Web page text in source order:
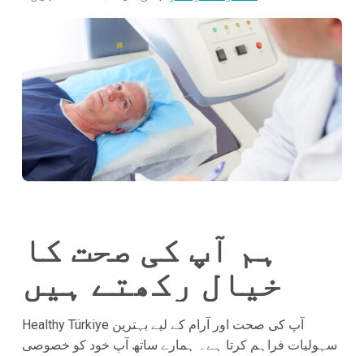
ہم آپ کی صحت کا
خیال رکھتے ہیں
Healthy Türkiye آپ کی صحت اور آرام کے لیے بہترین
سہولیات فراہم کرتا ہے۔ ہمارے ساتھ آپ خود کو خصوصی